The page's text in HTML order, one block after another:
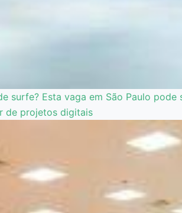
surfe? Esta vaga em São Paulo pode
de projetos digitais